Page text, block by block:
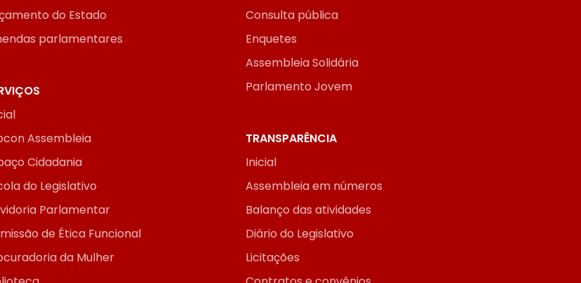
do Estado
parlamentares
Consulta pública
Enquetes
Assembleia Solidária
Parlamento Jovem
Assembleia
Cidadania
do Legislativo
Parlamentar
de Ética Funcional
da Mulher
TRANSPARÊNCIA
Inicial
Assembleia em números
Balanço das atividades
Diário do Legislativo
Licitações